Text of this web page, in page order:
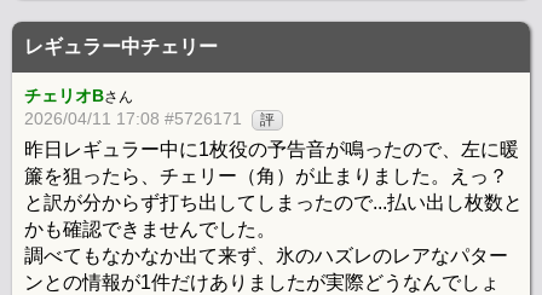
レギュラー中チェリー
チェリオBさん
2026/04/11 17:08 #5726171 評
昨日レギュラー中に1枚役の予告音が鳴ったので、左に暖
簾を狙ったら、チェリー（角）が止まりました。えっ？
と訳が分からず打ち出してしまったので...払い出し枚数と
かも確認できませんでした。
調べてもなかなか出て来ず、氷のハズレのレアなパター
ンとの情報が1件だけありましたが実際どうなんでしょ